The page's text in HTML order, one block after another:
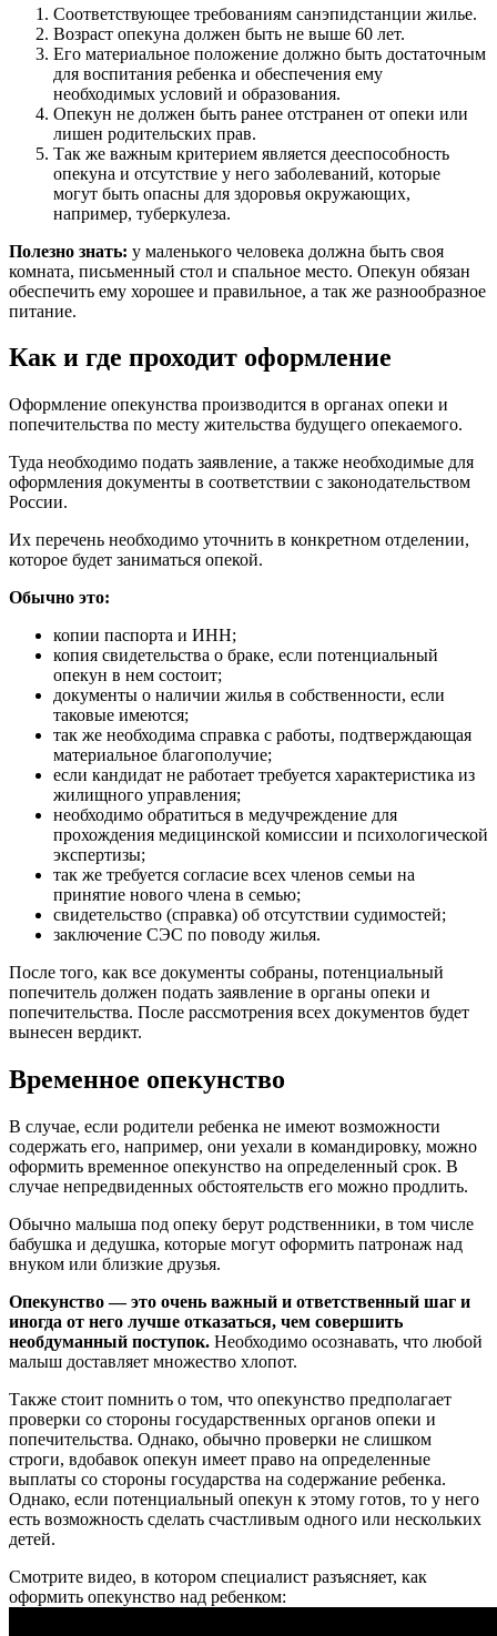
Соответствующее требованиям санэпидстанции жилье.
Возраст опекуна должен быть не выше 60 лет.
Его материальное положение должно быть достаточным
для воспитания ребенка и обеспечения ему
необходимых условий и образования.
Опекун не должен быть ранее отстранен от опеки или
лишен родительских прав.
Так же важным критерием является дееспособность
опекуна и отсутствие у него заболеваний, которые
могут быть опасны для здоровья окружающих,
например, туберкулеза.
Полезно знать: у маленького человека должна быть своя
комната, письменный стол и спальное место. Опекун обязан
обеспечить ему хорошее и правильное, а так же разнообразное
питание.
Как и где проходит оформление
Оформление опекунства производится в органах опеки и
попечительства по месту жительства будущего опекаемого.
Туда необходимо подать заявление, а также необходимые для
оформления документы в соответствии с законодательством
России.
Их перечень необходимо уточнить в конкретном отделении,
которое будет заниматься опекой.
Обычно это:
копии паспорта и ИНН;
копия свидетельства о браке, если потенциальный
опекун в нем состоит;
документы о наличии жилья в собственности, если
таковые имеются;
так же необходима справка с работы, подтверждающая
материальное благополучие;
если кандидат не работает требуется характеристика из
жилищного управления;
необходимо обратиться в медучреждение для
прохождения медицинской комиссии и психологической
экспертизы;
так же требуется согласие всех членов семьи на
принятие нового члена в семью;
свидетельство (справка) об отсутствии судимостей;
заключение СЭС по поводу жилья.
После того, как все документы собраны, потенциальный
попечитель должен подать заявление в органы опеки и
попечительства. После рассмотрения всех документов будет
вынесен вердикт.
Временное опекунство
В случае, если родители ребенка не имеют возможности
содержать его, например, они уехали в командировку, можно
оформить временное опекунство на определенный срок. В
случае непредвиденных обстоятельств его можно продлить.
Обычно малыша под опеку берут родственники, в том числе
бабушка и дедушка, которые могут оформить патронаж над
внуком или близкие друзья.
Опекунство — это очень важный и ответственный шаг и
иногда от него лучше отказаться, чем совершить
необдуманный поступок. Необходимо осознавать, что любой
малыш доставляет множество хлопот.
Также стоит помнить о том, что опекунство предполагает
проверки со стороны государственных органов опеки и
попечительства. Однако, обычно проверки не слишком
строги, вдобавок опекун имеет право на определенные
выплаты со стороны государства на содержание ребенка.
Однако, если потенциальный опекун к этому готов, то у него
есть возможность сделать счастливым одного или нескольких
детей.
Смотрите видео, в котором специалист разъясняет, как
оформить опекунство над ребенком: